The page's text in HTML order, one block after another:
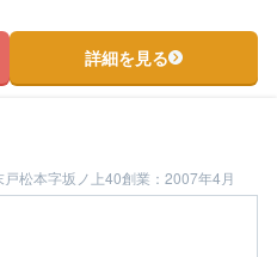
詳細を見る
松本字坂ノ上40創業：2007年4月